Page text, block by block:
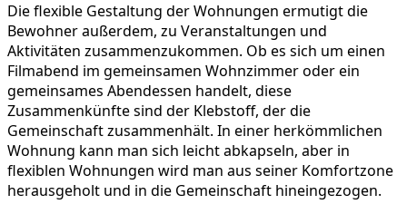
Die flexible Gestaltung der Wohnungen ermutigt die
Bewohner außerdem, zu Veranstaltungen und
Aktivitäten zusammenzukommen. Ob es sich um einen
Filmabend im gemeinsamen Wohnzimmer oder ein
gemeinsames Abendessen handelt, diese
Zusammenkünfte sind der Klebstoff, der die
Gemeinschaft zusammenhält. In einer herkömmlichen
Wohnung kann man sich leicht abkapseln, aber in
flexiblen Wohnungen wird man aus seiner Komfortzone
herausgeholt und in die Gemeinschaft hineingezogen.